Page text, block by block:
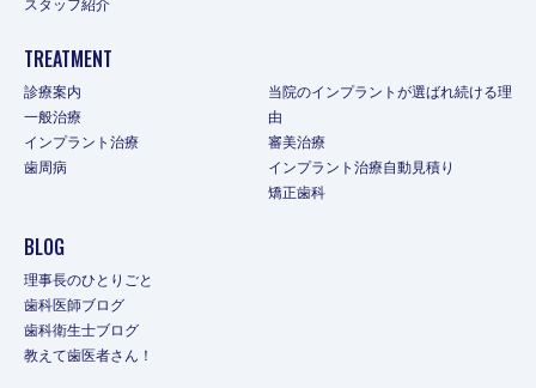
TREATMENT
診療案内
一般治療
インプラント治療
歯周病
当院のインプラントが選ばれ続ける理
由
審美治療
インプラント治療自動見積り
矯正歯科
BLOG
理事長のひとりごと
歯科医師ブログ
歯科衛生士ブログ
教えて歯医者さん！